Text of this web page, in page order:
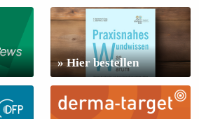
» Hier bestellen